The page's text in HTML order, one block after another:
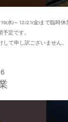
水)～12/21(金)まで臨時休
予定です。
して申し訳ございません。